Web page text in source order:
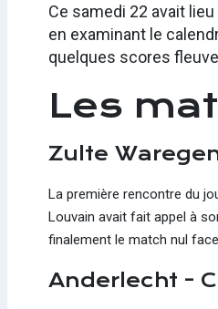
Ce samedi 22 avait
en examinant le
quelques scores
​Les
Zulte
La première rencontre du
Louvain avait fait appel à
finalement le match nul
Anderlecht -